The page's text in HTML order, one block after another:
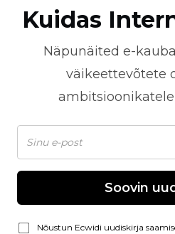
Kuidas
Näpunäited e-
väikeettevõtete
Soovin
Nõustun Ecwidi uudiskirja